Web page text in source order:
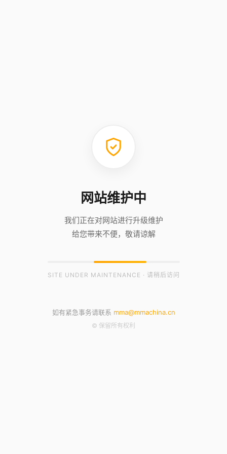
网站维护中
我们正在对网站进行升级维护
给您带来不便，敬请谅解
SITE UNDER MAINTENANCE · 请稍后访问
如有紧急事务请联系 mma@mmachina.cn
© 保留所有权利